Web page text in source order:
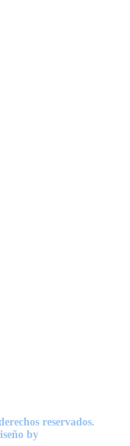
reservados.
by